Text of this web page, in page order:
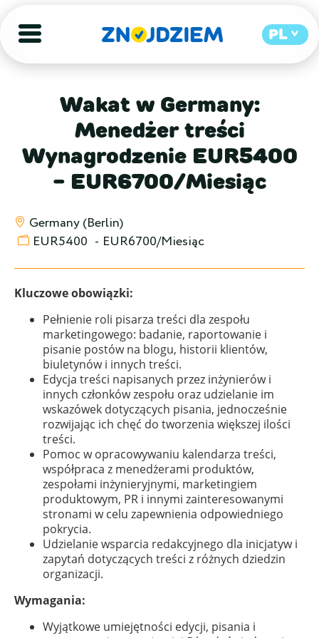
PL
Wakat w Germany:
Menedżer treści
Wynagrodzenie EUR5400
- EUR6700/Miesiąc
Germany (Berlin)
EUR5400 - EUR6700/Miesiąc
Kluczowe obowiązki:
Pełnienie roli pisarza treści dla zespołu
marketingowego: badanie, raportowanie i
pisanie postów na blogu, historii klientów,
biuletynów i innych treści.
Edycja treści napisanych przez inżynierów i
innych członków zespołu oraz udzielanie im
wskazówek dotyczących pisania, jednocześnie
rozwijając ich chęć do tworzenia większej ilości
treści.
Pomoc w opracowywaniu kalendarza treści,
współpraca z menedżerami produktów,
zespołami inżynieryjnymi, marketingiem
produktowym, PR i innymi zainteresowanymi
stronami w celu zapewnienia odpowiedniego
pokrycia.
Udzielanie wsparcia redakcyjnego dla inicjatyw i
zapytań dotyczących treści z różnych dziedzin
organizacji.
Wymagania:
Wyjątkowe umiejętności edycji, pisania i